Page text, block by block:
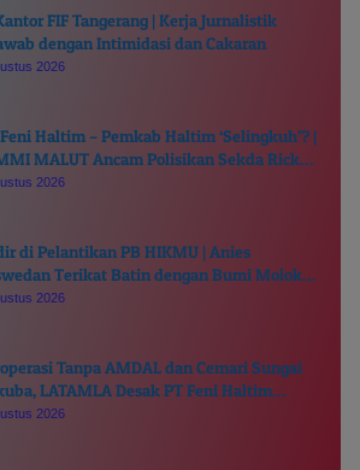
FIF Tangerang | Kerja Jurnalistik
dengan Intimidasi dan Cakaran
2026
Feni Haltim – Pemkab Haltim ‘Selingkuh’? |
MALUT Ancam Polisikan Sekda Ricky
Richfat
2026
di Pelantikan PB HIKMU | Anies
Terikat Batin dengan Bumi Moloku
2026
Tanpa AMDAL dan Cemari Sungai
LATAMLA Desak PT Feni Haltim
Pidana
2026